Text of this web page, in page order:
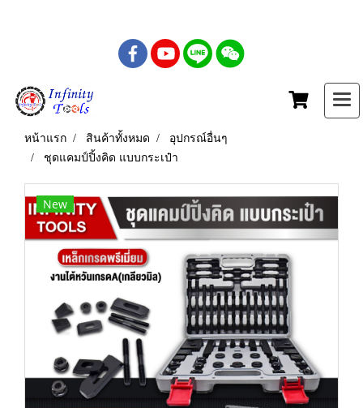
หน้าแรก สินค้าทั้งหมด
อุปกรณ์อื่นๆ
ชุดแคมป์ปิ้งคิด แบบกระเป๋า
New